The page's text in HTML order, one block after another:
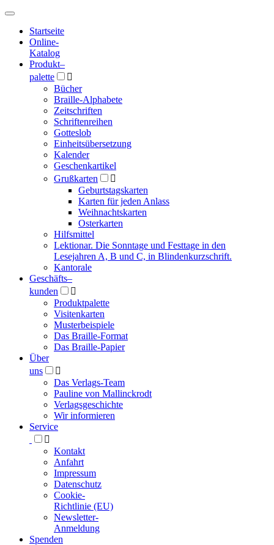
Hauptmenü
Hauptmenü
Startseite
Online-
Katalog
Produkt–
palette

Bücher
Braille-Alphabete
Zeitschriften
Schriftenreihen
Gotteslob
Einheitsübersetzung
Kalender
Geschenkartikel
Grußkarten

Geburtstagskarten
Karten für jeden Anlass
Weihnachtskarten
Osterkarten
Hilfsmittel
Lektionar. Die Sonntage und Festtage in den
Lesejahren A, B und C, in Blindenkurzschrift.
Kantorale
Geschäfts­–
kunden

Produktpalette
Visitenkarten
Musterbeispiele
Das Braille-Format
Das Braille-Papier
Über
uns

Das Verlags-Team
Pauline von Mallinckrodt
Verlagsgeschichte
Wir informieren
Service

Kontakt
Anfahrt
Impressum
Datenschutz
Cookie-
Richtlinie (EU)
Newsletter-
Anmeldung
Spenden